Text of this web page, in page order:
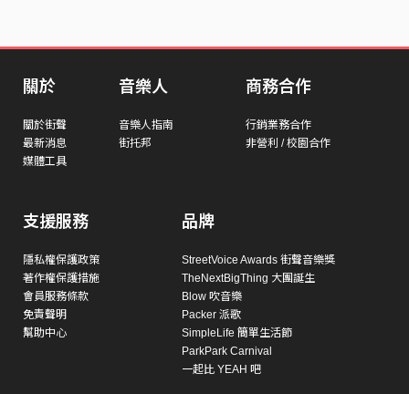
關於
關於街聲
最新消息
媒體工具
音樂人
音樂人指南
街托邦
商務合作
行銷業務合作
非營利 / 校園合作
支援服務
隱私權保護政策
著作權保護措施
會員服務條款
免責聲明
幫助中心
品牌
StreetVoice Awards 街聲音樂獎
TheNextBigThing 大團誕生
Blow 吹音樂
Packer 派歌
SimpleLife 簡單生活節
ParkPark Carnival
一起比 YEAH 吧